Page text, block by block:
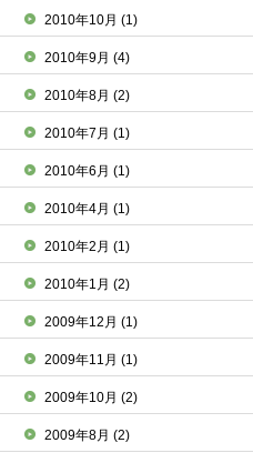
2010年10月(1)
2010年9月(4)
2010年8月(2)
2010年7月(1)
2010年6月(1)
2010年4月(1)
2010年2月(1)
2010年1月(2)
2009年12月(1)
2009年11月(1)
2009年10月(2)
2009年8月(2)